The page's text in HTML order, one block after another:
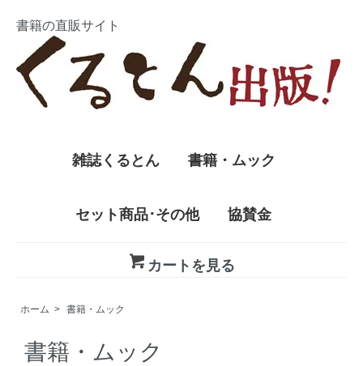
書籍の直販サイト
雑誌くるとん 書籍・ムック
セット商品･その他 協賛金
カートを見る
ホーム > 書籍・ムック
書籍・ムック